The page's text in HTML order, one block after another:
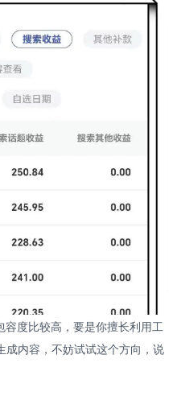
容度比较高，要是你擅长利用工
成内容，不妨试试这个方向，说